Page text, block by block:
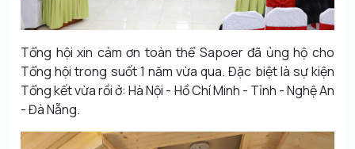
Tổng hội xin cảm ơn toàn thể Sapoer đã ủng hộ cho
Tổng hội trong suốt 1 năm vừa qua. Đặc biệt là sự kiện
Tổng kết vừa rồi ở: Hà Nội - Hồ Chí Minh - Tỉnh - Nghệ An
- Đà Nẵng.